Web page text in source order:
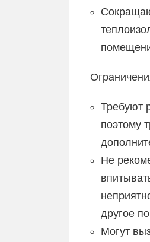
Требуют
поэтому
Не
другое
Могут